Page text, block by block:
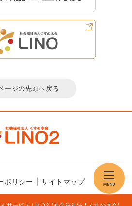
ージの先頭へ戻る
ポリシー サイトマップ